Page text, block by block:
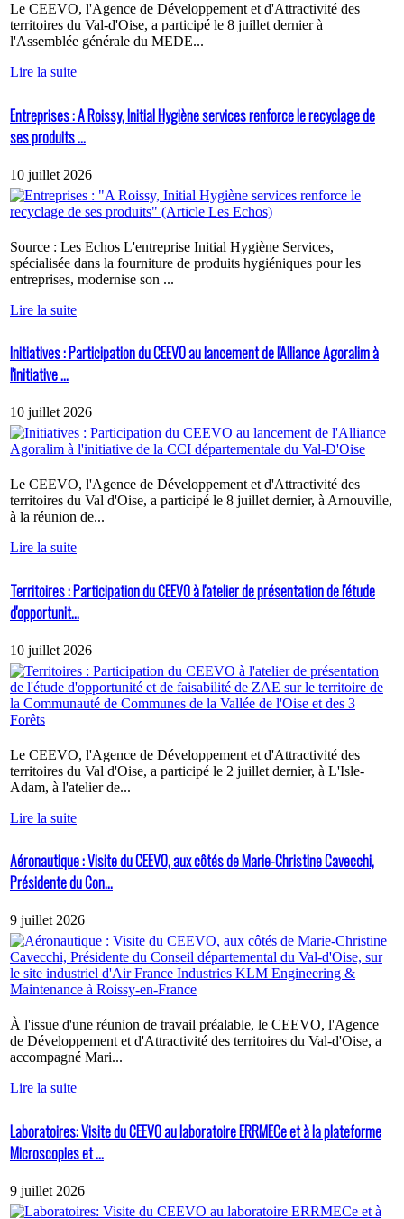
Le CEEVO, l'Agence de Développement et d'Attractivité des
territoires du Val-d'Oise, a participé le 8 juillet dernier à
l'Assemblée générale du MEDE...
Lire la suite
Entreprises : A Roissy, Initial Hygiène services renforce le recyclage de
ses produits ...
10 juillet 2026
Source : Les Echos L'entreprise Initial Hygiène Services,
spécialisée dans la fourniture de produits hygiéniques pour les
entreprises, modernise son ...
Lire la suite
Initiatives : Participation du CEEVO au lancement de l'Alliance Agoralim à
l'initiative ...
10 juillet 2026
Le CEEVO, l'Agence de Développement et d'Attractivité des
territoires du Val d'Oise, a participé le 8 juillet dernier, à Arnouville,
à la réunion de...
Lire la suite
Territoires : Participation du CEEVO à l'atelier de présentation de l'étude
d'opportunit...
10 juillet 2026
Le CEEVO, l'Agence de Développement et d'Attractivité des
territoires du Val d'Oise, a participé le 2 juillet dernier, à L'Isle-
Adam, à l'atelier de...
Lire la suite
Aéronautique : Visite du CEEVO, aux côtés de Marie-Christine Cavecchi,
Présidente du Con...
9 juillet 2026
À l'issue d'une réunion de travail préalable, le CEEVO, l'Agence
de Développement et d'Attractivité des territoires du Val-d'Oise, a
accompagné Mari...
Lire la suite
Laboratoires: Visite du CEEVO au laboratoire ERRMECe et à la plateforme
Microscopies et ...
9 juillet 2026